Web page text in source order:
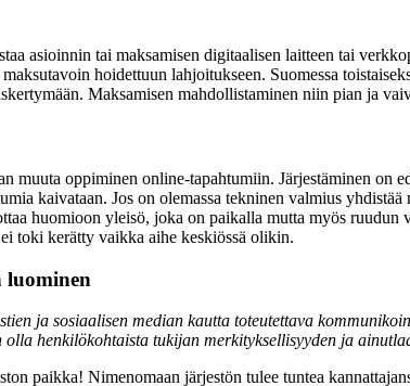
asioinnin tai maksamisen digitaalisen laitteen tai
hoidettuun lahjoitukseen. Suomessa
Maksamisen mahdollistaminen niin pian ja
muuta oppiminen online-tapahtumiin. Järjestäminen on
kaivataan. Jos on olemassa tekninen valmius
huomioon yleisö, joka on paikalla mutta myös
toki kerätty vaikka aihe keskiössä olikin.
luominen
ja sosiaalisen median kautta toteutettava
henkilökohtaista tukijan merkityksellisyyden ja
paikka! Nimenomaan järjestön tulee tuntea